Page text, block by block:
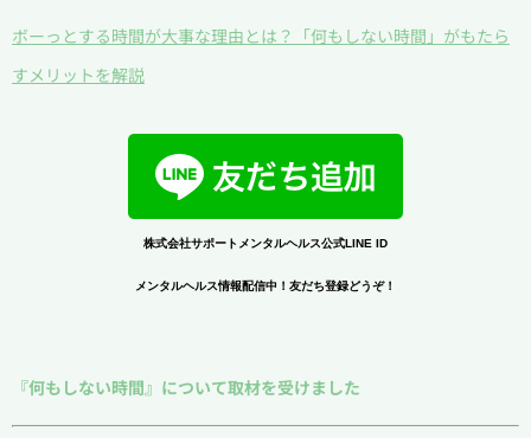
ボーっとする時間が大事な理由とは？「何もしない時間」がもたら
すメリットを解説
株式会社サポートメンタルヘルス公式LINE ID
メンタルヘルス情報配信中！友だち登録どうぞ！
『何もしない時間』について取材を受けました